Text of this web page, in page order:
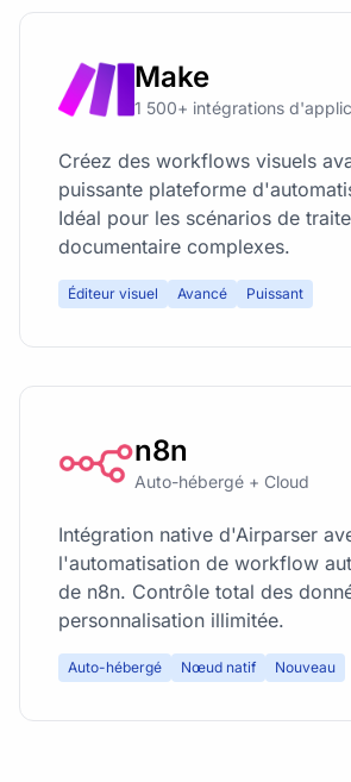
Make
1 500+ intégrations
Créez des workflows visuels
puissante plateforme
Idéal pour les scénarios de
documentaire complexes.
Éditeur visuel Avancé Puissant
n8n
Auto-hébergé + Cloud
Intégration native d'Airparser
l'automatisation de workflow
de n8n. Contrôle total des
personnalisation illimitée.
Auto-hébergé Nœud natif Nouveau